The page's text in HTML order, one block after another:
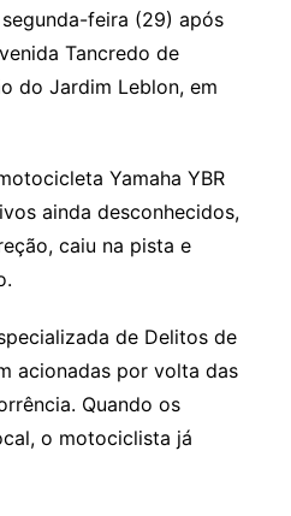
feira (29) após
Tancredo de
do Jardim Leblon, em
Yamaha YBR
ainda desconhecidos,
caiu na pista e
de Delitos de
acionadas por volta das
Quando os
o motociclista já